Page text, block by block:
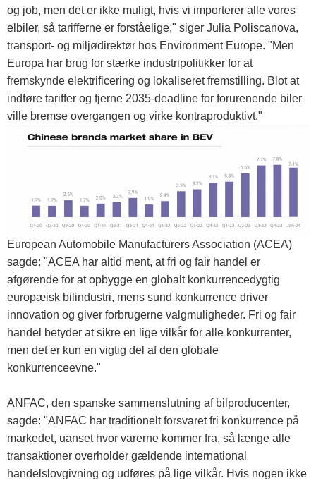
og job, men det er ikke muligt, hvis vi importerer alle vores
elbiler, så tarifferne er forståelige," siger Julia Poliscanova,
transport- og miljødirektør hos Environment Europe. "Men
Europa har brug for stærke industripolitikker for at
fremskynde elektrificering og lokaliseret fremstilling. Blot at
indføre tariffer og fjerne 2035-deadline for forurenende biler
ville bremse overgangen og virke kontraproduktivt."
European Automobile Manufacturers Association (ACEA)
sagde: "ACEA har altid ment, at fri og fair handel er
afgørende for at opbygge en globalt konkurrencedygtig
europæisk bilindustri, mens sund konkurrence driver
innovation og giver forbrugerne valgmuligheder. Fri og fair
handel betyder at sikre en lige vilkår for alle konkurrenter,
men det er kun en vigtig del af den globale
konkurrenceevne."
ANFAC, den spanske sammenslutning af bilproducenter,
sagde: "ANFAC har traditionelt forsvaret fri konkurrence på
markedet, uanset hvor varerne kommer fra, så længe alle
transaktioner overholder gældende international
handelslovgivning og udføres på lige vilkår. Hvis nogen ikke